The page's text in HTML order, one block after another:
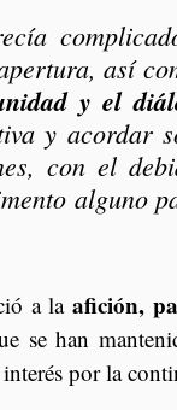
así
y el
y acordar
con el
alguno
a la afición,
se han
por la